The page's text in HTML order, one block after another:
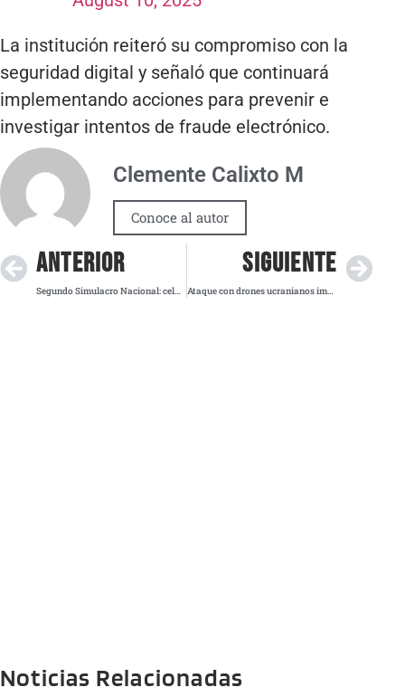
La institución reiteró su compromiso con la
seguridad digital y señaló que continuará
implementando acciones para prevenir e
investigar intentos de fraude electrónico.
Clemente Calixto M
Conoce al autor
ANTERIOR
Segundo Simulacro Nacional: celulares recibirán mensaje masivo el 19 de septiembre
SIGUIENTE
Ataque con drones ucranianos impacta refinería en región rusa de Komi
Noticias Relacionadas